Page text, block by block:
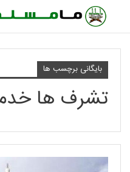
بایگانی برچسب ها
تشرف ها